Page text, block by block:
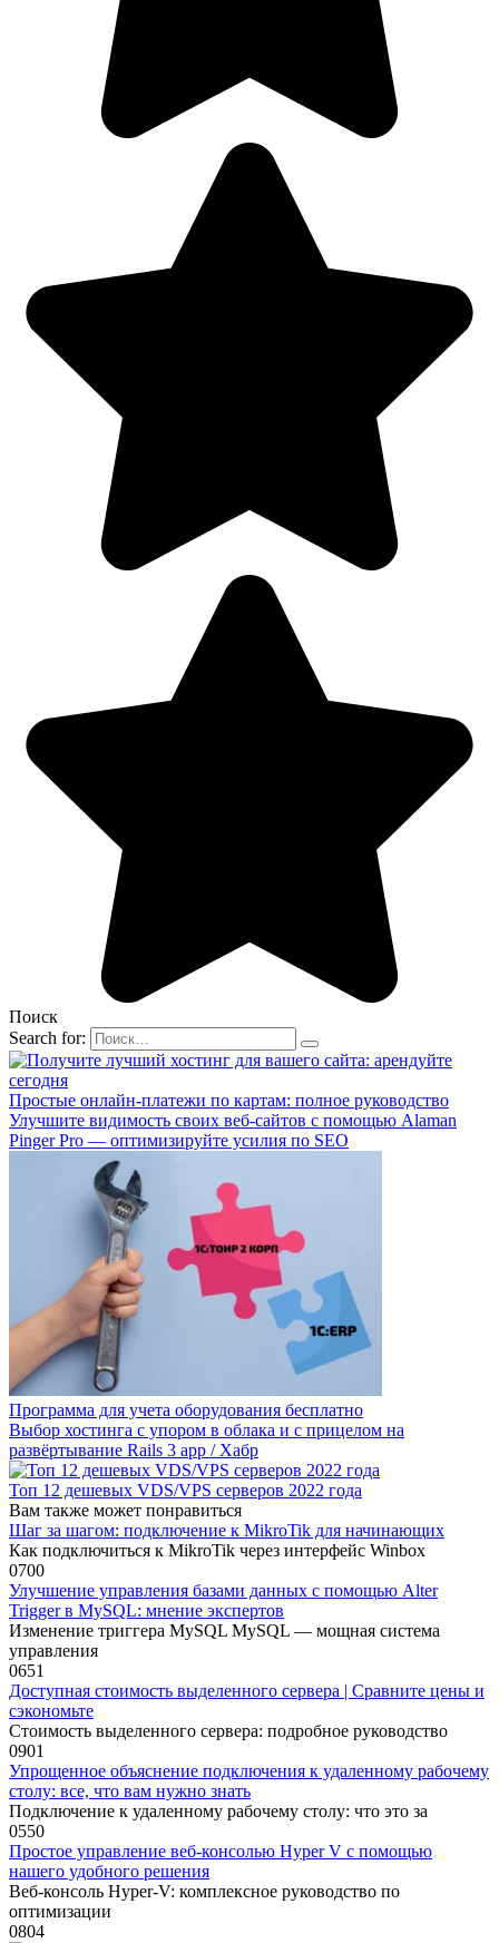
Поиск
Search for:
Простые онлайн-платежи по картам: полное руководство
Улучшите видимость своих веб-сайтов с помощью Alaman
Pinger Pro — оптимизируйте усилия по SEO
Программа для учета оборудования бесплатно
Выбор хостинга с упором в облака и с прицелом на
развёртывание Rails 3 app / Хабр
Топ 12 дешевых VDS/VPS серверов 2022 года
Вам также может понравиться
Шаг за шагом: подключение к MikroTik для начинающих
Как подключиться к MikroTik через интерфейс Winbox
0700
Улучшение управления базами данных с помощью Alter
Trigger в MySQL: мнение экспертов
Изменение триггера MySQL MySQL — мощная система
управления
0651
Доступная стоимость выделенного сервера | Сравните цены и
сэкономьте
Стоимость выделенного сервера: подробное руководство
0901
Упрощенное объяснение подключения к удаленному рабочему
столу: все, что вам нужно знать
Подключение к удаленному рабочему столу: что это за
0550
Простое управление веб-консолью Hyper V с помощью
нашего удобного решения
Веб-консоль Hyper-V: комплексное руководство по
оптимизации
0804